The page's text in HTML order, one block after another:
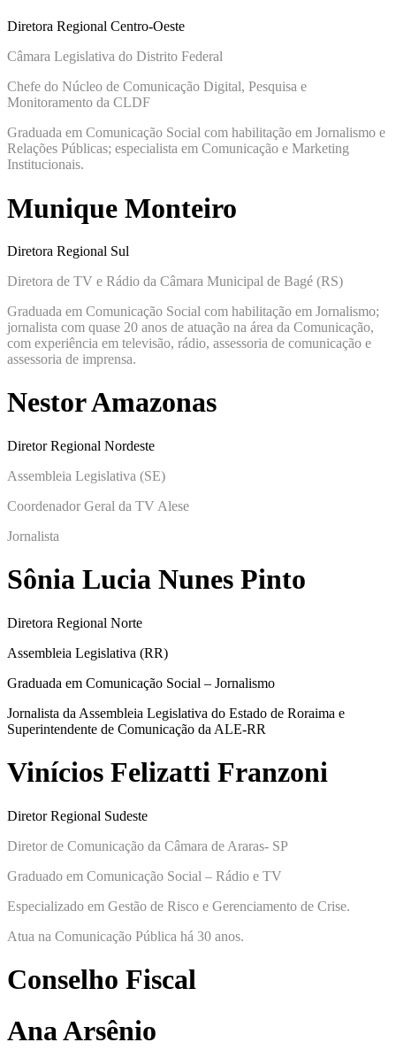
Diretora Regional Centro-Oeste
Câmara Legislativa do Distrito Federal
Chefe do Núcleo de Comunicação Digital, Pesquisa e
Monitoramento da CLDF
Graduada em Comunicação Social com habilitação em Jornalismo e
Relações Públicas; especialista em Comunicação e Marketing
Institucionais.
Munique Monteiro
Diretora Regional Sul
Diretora de TV e Rádio da Câmara Municipal de Bagé (RS)
Graduada em Comunicação Social com habilitação em Jornalismo;
jornalista com quase 20 anos de atuação na área da Comunicação,
com experiência em televisão, rádio, assessoria de comunicação e
assessoria de imprensa.
Nestor Amazonas
Diretor Regional Nordeste
Assembleia Legislativa (SE)
Coordenador Geral da TV Alese
Jornalista
Sônia Lucia Nunes Pinto
Diretora Regional Norte
Assembleia Legislativa (RR)
Graduada em Comunicação Social – Jornalismo
Jornalista da Assembleia Legislativa do Estado de Roraima e
Superintendente de Comunicação da ALE-RR
Vinícios Felizatti Franzoni
Diretor Regional Sudeste
Diretor de Comunicação da Câmara de Araras- SP
Graduado em Comunicação Social – Rádio e TV
Especializado em Gestão de Risco e Gerenciamento de Crise.
Atua na Comunicação Pública há 30 anos.
Conselho Fiscal
Ana Arsênio